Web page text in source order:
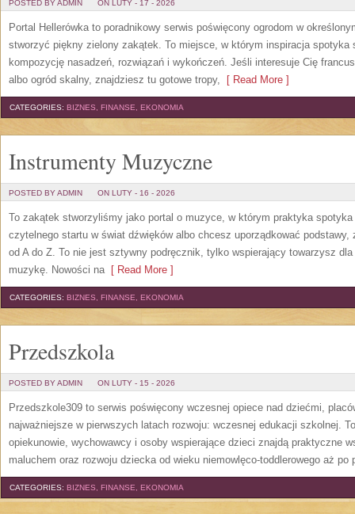
POSTED BY ADMIN ON LUTY - 17 - 2026
Portal Hellerówka to poradnikowy serwis poświęcony ogrodom w
stworzyć piękny zielony zakątek. To miejsce, w którym inspiracja spotyka
kompozycję nasadzeń, rozwiązań i wykończeń. Jeśli interesuje Cię
albo ogród skalny, znajdziesz tu gotowe tropy, [ Read More ]
CATEGORIES: BIZNES, FINANSE, EKONOMIA
Instrumenty Muzyczne
POSTED BY ADMIN ON LUTY - 16 - 2026
To zakątek stworzyliśmy jako portal o muzyce, w którym praktyka
czytelnego startu w świat dźwięków albo chcesz uporządkować podstawy,
od A do Z. To nie jest sztywny podręcznik, tylko wspierający towarzysz
muzykę. Nowości na[ Read More ]
CATEGORIES: BIZNES, FINANSE, EKONOMIA
Przedszkola
POSTED BY ADMIN ON LUTY - 15 - 2026
Przedszkole309 to serwis poświęcony wczesnej opiece nad dziećmi,
najważniejsze w pierwszych latach rozwoju: wczesnej edukacji szkolnej.
opiekunowie, wychowawcy i osoby wspierające dzieci znajdą praktyczne
maluchem oraz rozwoju dziecka od wieku niemowlęco-toddlerowego aż po
CATEGORIES: BIZNES, FINANSE, EKONOMIA